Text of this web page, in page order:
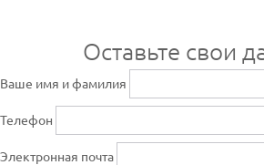
Оставьте свои
Ваше имя и фамилия
Телефон
Электронная почта